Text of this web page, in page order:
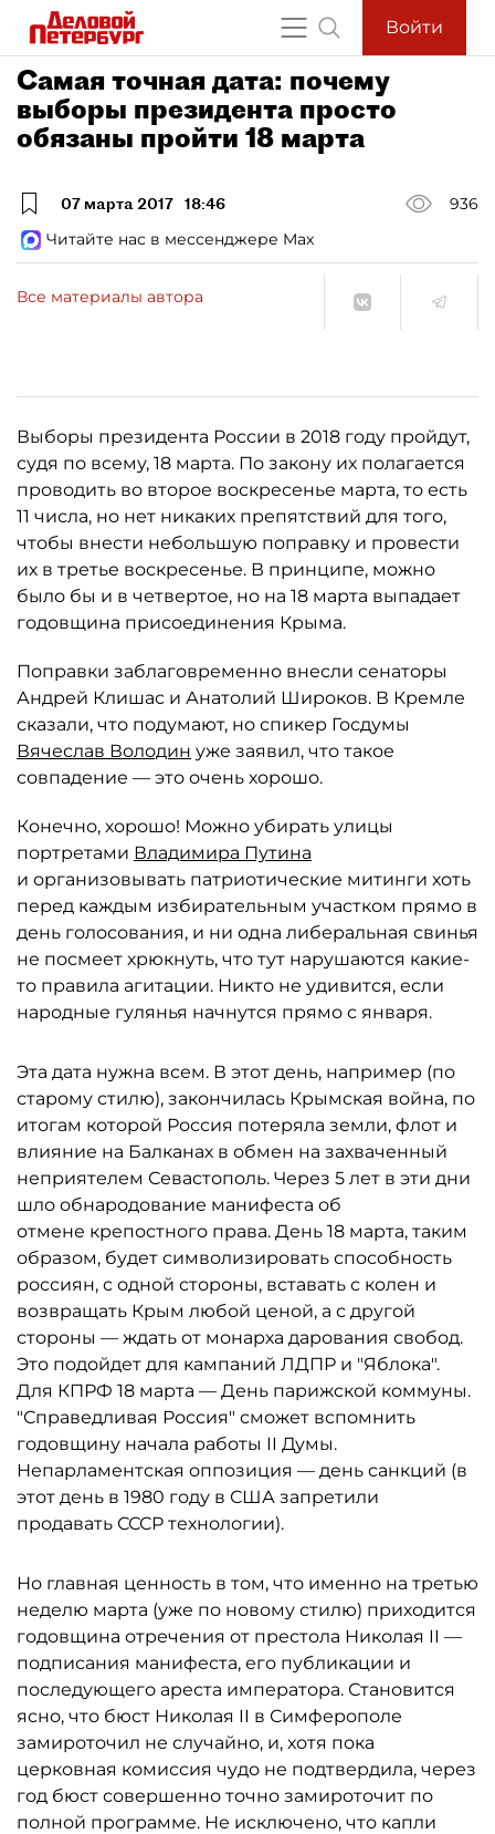
Войти
Самая точная дата: почему
выборы президента просто
обязаны пройти 18 марта
07 марта 2017 18:46
936
Читайте нас в мессенджере Max
Все материалы автора
Выборы президента России в 2018 году пройдут,
судя по всему, 18 марта. По закону их полагается
проводить во второе воскресенье марта, то есть
11 числа, но нет никаких препятствий для того,
чтобы внести небольшую поправку и провести
их в третье воскресенье. В принципе, можно
было бы и в четвертое, но на 18 марта выпадает
годовщина присоединения Крыма.
Поправки заблаговременно внесли сенаторы
Андрей Клишас и Анатолий Широков. В Кремле
сказали, что подумают, но спикер Госдумы
Вячеслав Володин уже заявил, что такое
совпадение — это очень хорошо.
Конечно, хорошо! Можно убирать улицы
портретами Владимира Путина
и организовывать патриотические митинги хоть
перед каждым избирательным участком прямо в
день голосования, и ни одна либеральная свинья
не посмеет хрюкнуть, что тут нарушаются какие-
то правила агитации. Никто не удивится, если
народные гулянья начнутся прямо с января.
Эта дата нужна всем. В этот день, например (по
старому стилю), закончилась Крымская война, по
итогам которой Россия потеряла земли, флот и
влияние на Балканах в обмен на захваченный
неприятелем Севастополь. Через 5 лет в эти дни
шло обнародование манифеста об
отмене крепостного права. День 18 марта, таким
образом, будет символизировать способность
россиян, с одной стороны, вставать с колен и
возвращать Крым любой ценой, а с другой
стороны — ждать от монарха дарования свобод.
Это подойдет для кампаний ЛДПР и "Яблока".
Для КПРФ 18 марта — День парижской коммуны.
"Справедливая Россия" сможет вспомнить
годовщину начала работы II Думы.
Непарламентская оппозиция — день санкций (в
этот день в 1980 году в США запретили
продавать СССР технологии).
Но главная ценность в том, что именно на третью
неделю марта (уже по новому стилю) приходится
годовщина отречения от престола Николая II —
подписания манифеста, его публикации и
последующего ареста императора. Становится
ясно, что бюст Николая II в Симферополе
замироточил не случайно, и, хотя пока
церковная комиссия чудо не подтвердила, через
год бюст совершенно точно замироточит по
полной программе. Не исключено, что капли